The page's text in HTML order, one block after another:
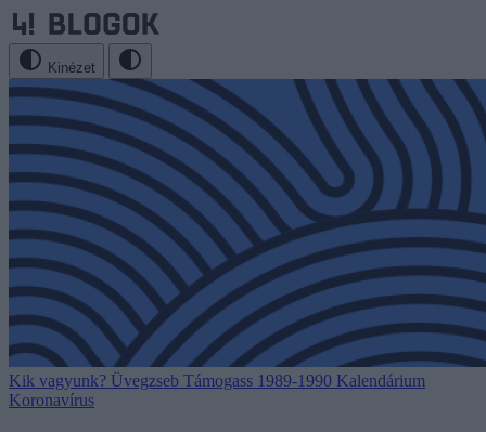
Kinézet
Kik vagyunk? Üvegzseb Támogass 1989-1990 Kalendárium
Koronavírus